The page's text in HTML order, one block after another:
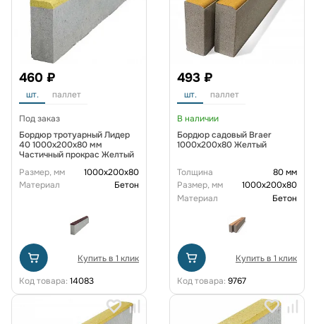
460 ₽
шт. паллет
Под заказ
Бордюр тротуарный Лидер
40 1000х200х80 мм
Частичный прокрас Желтый
Размер, мм
1000x200x80
Материал
Бетон
Купить в 1 клик
Код товара: 14083
493 ₽
шт. паллет
В наличии
Бордюр садовый Braer
1000х200х80 Желтый
Толщина
80 мм
Размер, мм
1000x200x80
Материал
Бетон
Купить в 1 клик
Код товара: 9767